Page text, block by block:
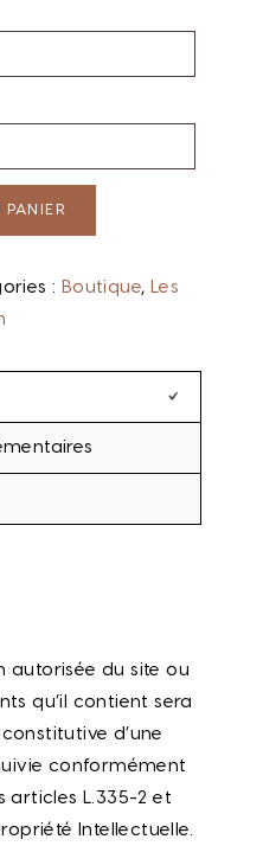
: Boutique, Les
autorisée du site ou
qu’il contient sera
d’une
conformément
articles L.335-2 et
Intellectuelle.